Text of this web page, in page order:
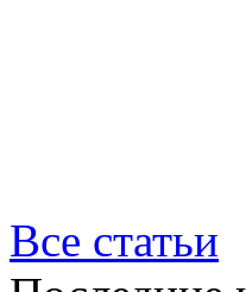
Все статьи